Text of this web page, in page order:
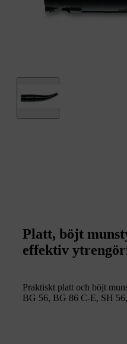
Platt, böjt
effektiv
Praktiskt platt och böjt
BG 56, BG 86 C-E, SH